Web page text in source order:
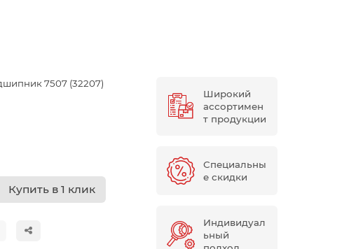
7507 (32207)
Купить в 1 клик
Широкий
ассортимен
т продукции
Специальны
е скидки
Индивидуал
ьный